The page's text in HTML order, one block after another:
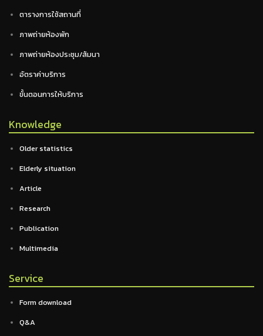
ตารางการใช้สถานที่
ภาพถ่ายห้องพัก
ภาพถ่ายห้องประชุม/สัมนา
อัตราค่าบริการ
ขั้นตอนการให้บริการ
Knowledge
Older statistics
Elderly situation
Article
Research
Publication
Multimedia
Service
Form download
Q&A